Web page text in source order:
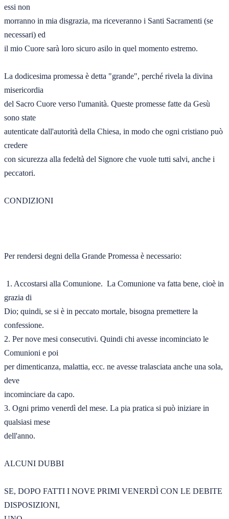
essi non
morranno in mia disgrazia, ma riceveranno i Santi Sacramenti (se
necessari) ed
il mio Cuore sarà loro sicuro asilo in quel momento estremo.
La dodicesima promessa è detta "grande", perché rivela la divina
misericordia
del Sacro Cuore verso l'umanità. Queste promesse fatte da Gesù
sono state
autenticate dall'autorità della Chiesa, in modo che ogni cristiano può
credere
con sicurezza alla fedeltà del Signore che vuole tutti salvi, anche i
peccatori.
CONDIZIONI
Per rendersi degni della Grande Promessa è necessario:
grazia di
Dio; quindi, se si è in peccato mortale, bisogna premettere la
confessione.
2. Per nove mesi consecutivi. Quindi chi avesse incominciato le
Comunioni e poi
per dimenticanza, malattia, ecc. ne avesse tralasciata anche una sola,
deve
incominciare da capo.
3. Ogni primo venerdì del mese. La pia pratica si può iniziare in
qualsiasi mese
dell'anno.
ALCUNI DUBBI
SE, DOPO FATTI I NOVE PRIMI VENERDÌ CON LE DEBITE
DISPOSIZIONI,